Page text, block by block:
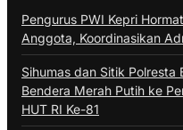
Pengurus PWI Kepri
Anggota, Koordinasikan
Sihumas dan Sitik Polresta
Bendera Merah Putih ke
HUT RI Ke-81